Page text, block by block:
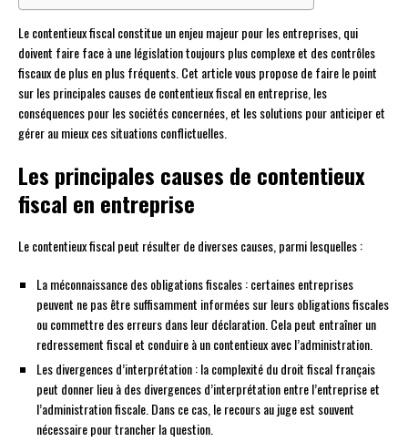
Le contentieux fiscal constitue un enjeu majeur pour les entreprises, qui
doivent faire face à une législation toujours plus complexe et des contrôles
fiscaux de plus en plus fréquents. Cet article vous propose de faire le point
sur les principales causes de contentieux fiscal en entreprise, les
conséquences pour les sociétés concernées, et les solutions pour anticiper et
gérer au mieux ces situations conflictuelles.
Les principales causes de contentieux
fiscal en entreprise
Le contentieux fiscal peut résulter de diverses causes, parmi lesquelles :
La méconnaissance des obligations fiscales : certaines entreprises
peuvent ne pas être suffisamment informées sur leurs obligations fiscales
ou commettre des erreurs dans leur déclaration. Cela peut entraîner un
redressement fiscal et conduire à un contentieux avec l’administration.
Les divergences d’interprétation : la complexité du droit fiscal français
peut donner lieu à des divergences d’interprétation entre l’entreprise et
l’administration fiscale. Dans ce cas, le recours au juge est souvent
nécessaire pour trancher la question.